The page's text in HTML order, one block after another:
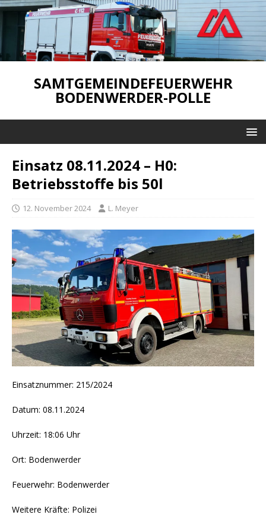
SAMTGEMEINDEFEUERWEHR
BODENWERDER-POLLE
Einsatz 08.11.2024 – H0:
Betriebsstoffe bis 50l
12. November 2024 L. Meyer
Einsatznummer: 215/2024
Datum: 08.11.2024
Uhrzeit: 18:06 Uhr
Ort: Bodenwerder
Feuerwehr: Bodenwerder
Weitere Kräfte: Polizei